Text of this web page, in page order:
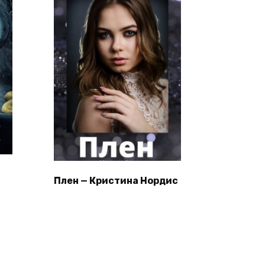
Плен — Кристина Нордис